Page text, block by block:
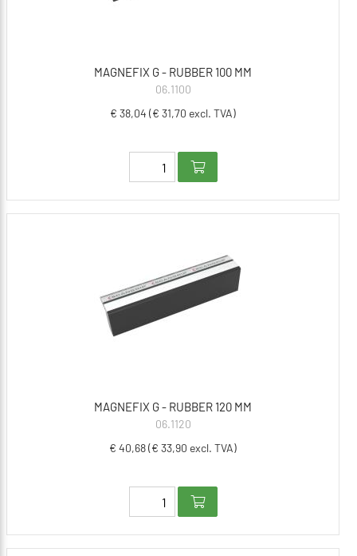
MAGNEFIX G - RUBBER 100 MM
06.1100
€ 38,04 (€ 31,70 excl. TVA)
MAGNEFIX G - RUBBER 120 MM
06.1120
€ 40,68 (€ 33,90 excl. TVA)